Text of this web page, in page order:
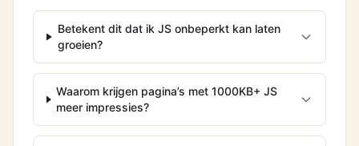
Betekent dit dat ik JS onbeperkt kan laten
groeien?
Waarom krijgen pagina’s met 1000KB+ JS
meer impressies?